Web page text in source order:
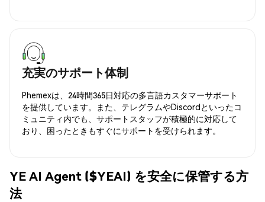
充実のサポート体制
Phemexは、24時間365日対応の多言語カスタマーサポート
を提供しています。また、テレグラムやDiscordといったコ
ミュニティ内でも、サポートスタッフが積極的に対応して
おり、困ったときもすぐにサポートを受けられます。
YE AI Agent ($YEAI) を安全に保管する方
法